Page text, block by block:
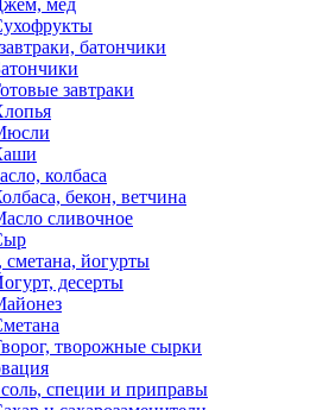
мед
батончики
завтраки
колбаса
бекон, ветчина
сливочное
сметана, йогурты
десерты
творожные сырки
специи и приправы